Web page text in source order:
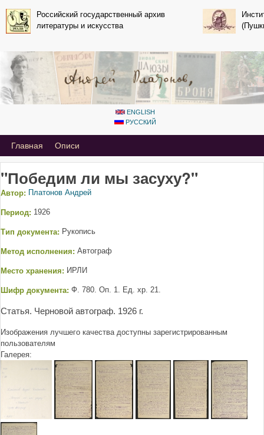
Перейти к основному
содержанию
Российский государственный архив
литературы и искусства
ENGLISH
РУССКИЙ
Primary_tsvetaeva for Andrey Platonov
Главная Описи
"Победим ли мы засуху?"
Автор: Платонов Андрей
Период: 1926
Тип документа: Рукопись
Метод исполнения: Автограф
Место хранения: ИРЛИ
Шифр документа: Ф. 780. Оп. 1. Ед. хр. 21.
Статья. Черновой автограф. 1926 г.
Изображения лучшего качества доступны зарегистрированным
пользователям
Галерея: